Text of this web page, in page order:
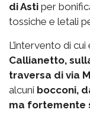
di Asti per
tossiche e letali
L’intervento di
Callianetto,
traversa di via
alcuni bocconi,
ma fortemente